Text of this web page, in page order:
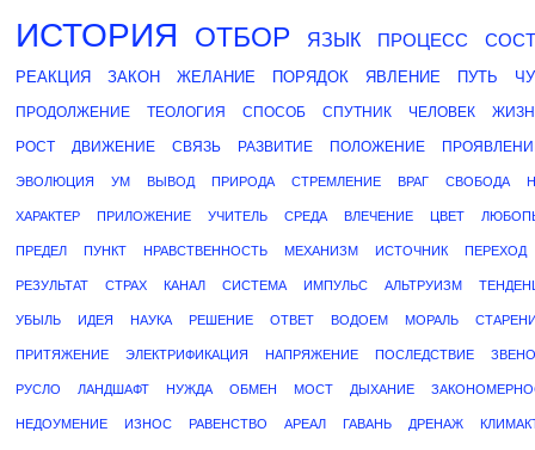
ИСТОРИЯ ОТБОР ЯЗЫК ПРОЦЕСС
РЕАКЦИЯ ЗАКОН ЖЕЛАНИЕ ПОРЯДОК ЯВЛЕНИЕ ПУТЬ
ПРОДОЛЖЕНИЕ ТЕОЛОГИЯ СПОСОБ СПУТНИК ЧЕЛОВЕК
РОСТ ДВИЖЕНИЕ СВЯЗЬ РАЗВИТИЕ ПОЛОЖЕНИЕ
ЭВОЛЮЦИЯ УМ ВЫВОД ПРИРОДА СТРЕМЛЕНИЕ ВРАГ СВОБОДА
ХАРАКТЕР ПРИЛОЖЕНИЕ УЧИТЕЛЬ СРЕДА ВЛЕЧЕНИЕ ЦВЕТ
ПРЕДЕЛ ПУНКТ НРАВСТВЕННОСТЬ МЕХАНИЗМ ИСТОЧНИК ПЕРЕХОД
РЕЗУЛЬТАТ СТРАХ КАНАЛ СИСТЕМА ИМПУЛЬС АЛЬТРУИЗМ
УБЫЛЬ ИДЕЯ НАУКА РЕШЕНИЕ ОТВЕТ ВОДОЕМ МОРАЛЬ
ПРИТЯЖЕНИЕ ЭЛЕКТРИФИКАЦИЯ НАПРЯЖЕНИЕ ПОСЛЕДСТВИЕ ЗВЕНО
РУСЛО ЛАНДШАФТ НУЖДА ОБМЕН МОСТ ДЫХАНИЕ
НЕДОУМЕНИЕ ИЗНОС РАВЕНСТВО АРЕАЛ ГАВАНЬ ДРЕНАЖ